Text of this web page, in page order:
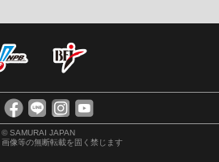
© SAMURAI JAPAN
像等の無断転載を固く禁じます